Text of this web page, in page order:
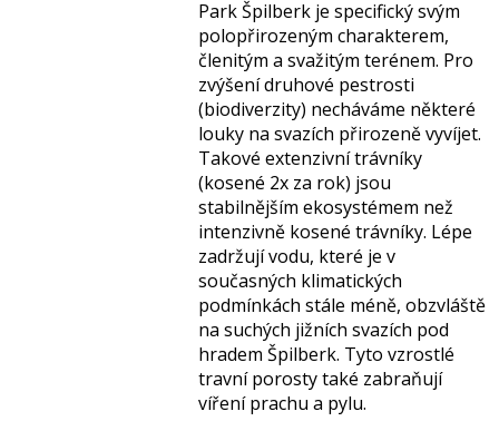
Park Špilberk je specifický svým
polopřirozeným charakterem,
členitým a svažitým terénem. Pro
zvýšení druhové pestrosti
(biodiverzity) necháváme některé
louky na svazích přirozeně vyvíjet.
Takové extenzivní trávníky
(kosené 2x za rok) jsou
stabilnějším ekosystémem než
intenzivně kosené trávníky. Lépe
zadržují vodu, které je v
současných klimatických
podmínkách stále méně, obzvláště
na suchých jižních svazích pod
hradem Špilberk. Tyto vzrostlé
travní porosty také zabraňují
víření prachu a pylu.